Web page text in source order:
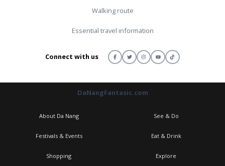
Walking route
Essential travel information
Connect with us
DaNangFantasic.com
About Da Nang See & Do
Festivals & Events Eat & Drink
Shopping Explore